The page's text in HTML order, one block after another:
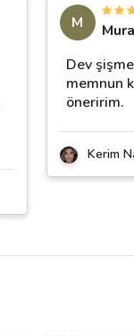
M
Dev
memnun
öneririm.
Kerim